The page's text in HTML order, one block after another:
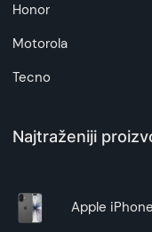
Honor
Motorola
Tecno
Najtraženiji
Apple